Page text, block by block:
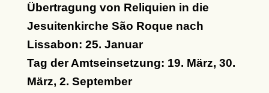
Übertragung von Reliquien in die
Jesuitenkirche São Roque nach
Lissabon: 25. Januar
Tag der Amtseinsetzung: 19. März, 30.
März, 2. September